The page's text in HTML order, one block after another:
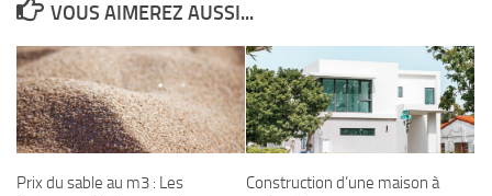
VOUS AIMEREZ AUSSI...
Prix du sable au m3 : Les
Construction d’une maison à